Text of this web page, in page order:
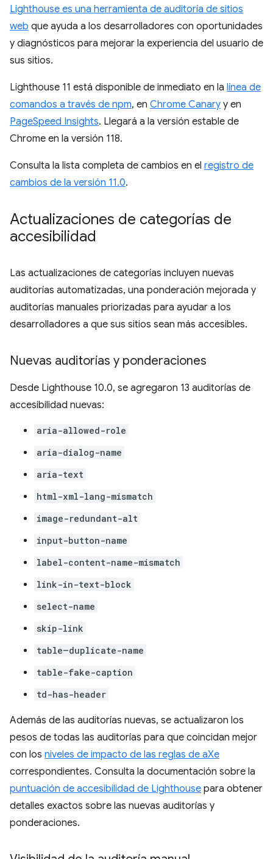
Lighthouse es una herramienta de auditoría de sitios
web que ayuda a los desarrolladores con oportunidades
y diagnósticos para mejorar la experiencia del usuario de
sus sitios.
Lighthouse 11 está disponible de inmediato en la línea de
comandos a través de npm, en Chrome Canary y en
PageSpeed Insights. Llegará a la versión estable de
Chrome en la versión 118.
Consulta la lista completa de cambios en el registro de
cambios de la versión 11.0.
Actualizaciones de categorías de
accesibilidad
Las actualizaciones de categorías incluyen nuevas
auditorías automatizadas, una ponderación mejorada y
auditorías manuales priorizadas para ayudar a los
desarrolladores a que sus sitios sean más accesibles.
Nuevas auditorías y ponderaciones
Desde Lighthouse 10.0, se agregaron 13 auditorías de
accesibilidad nuevas:
aria-allowed-role
aria-dialog-name
aria-text
html-xml-lang-mismatch
image-redundant-alt
input-button-name
label-content-name-mismatch
link-in-text-block
select-name
skip-link
table–duplicate-name
table-fake-caption
td-has-header
Además de las auditorías nuevas, se actualizaron los
pesos de todas las auditorías para que coincidan mejor
con los niveles de impacto de las reglas de aXe
correspondientes. Consulta la documentación sobre la
puntuación de accesibilidad de Lighthouse para obtener
detalles exactos sobre las nuevas auditorías y
ponderaciones.